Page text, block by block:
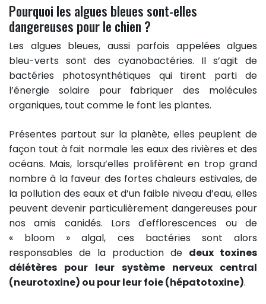
Pourquoi les algues bleues sont-elles
dangereuses pour le chien ?
Les algues bleues, aussi parfois appelées algues
bleu-verts sont des cyanobactéries. Il s’agit de
bactéries photosynthétiques qui tirent parti de
l’énergie solaire pour fabriquer des molécules
organiques, tout comme le font les plantes.
Présentes partout sur la planète, elles peuplent de
façon tout à fait normale les eaux des rivières et des
océans. Mais, lorsqu’elles prolifèrent en trop grand
nombre à la faveur des fortes chaleurs estivales, de
la pollution des eaux et d’un faible niveau d’eau, elles
peuvent devenir particulièrement dangereuses pour
nos amis canidés. Lors d'efflorescences ou de
« bloom » algal, ces bactéries sont alors
responsables de la production de deux toxines
délétères pour leur système nerveux central
(neurotoxine) ou pour leur foie (hépatotoxine).